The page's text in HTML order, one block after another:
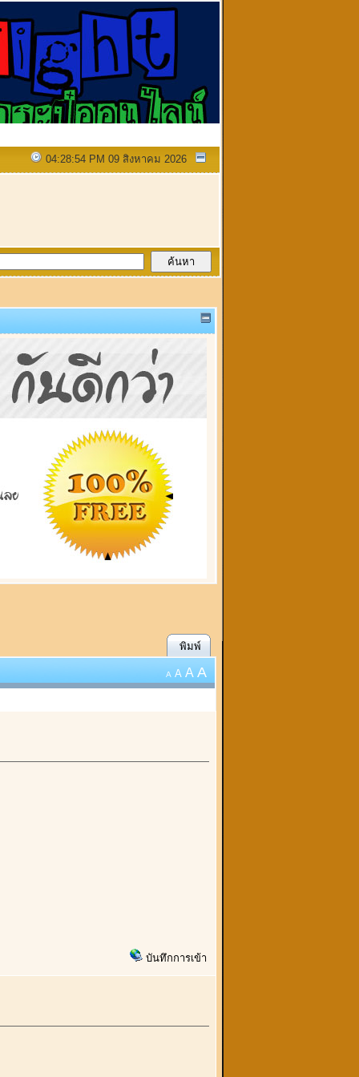
04:28:54 PM 09 สิงหาคม 2026
พิมพ์
A A A A
บันทึกการเข้า